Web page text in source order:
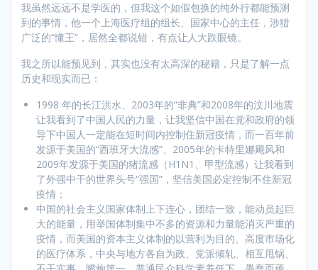
我虽然远远不是学医的，但我这个如假包换的纯外行都能预测
到的事情，他一个上海医疗组的组长、国家中心的主任，涉猎
广泛的“懂王”，居然全都说错，有点让人大跌眼镜。
我之所以能预见到，其实也没有太高深的秘籍，只是了解一点
历史和现实而已：
1998 年的长江洪水、2003年的“非典”和2008年的汶川地震
让我看到了中国人民的力量，让我坚信中国在党和政府的领
导下中国人一定能在短时间内控制住新冠疫情，而一百年前
发源于美国的“西班牙大流感”、2005年的卡特里娜飓风和
2009年发源于美国的猪流感（H1N1、甲型流感）让我看到
了外强中干的世界头号“强国”，坚信美国必定控制不住新冠
疫情；
中国的社会主义国家体制上下连心，团结一致，能动员起巨
大的能量，用举国体制集中不多的资源和力量能消灭严重的
疫情，而美国的资本主义体制的以营利为目的、高度市场化
的医疗体系，中央与地方各自为政、党派倾轧、相互甩锅、